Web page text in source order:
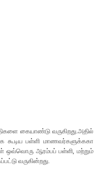
கையாண்டு வருகிறது.அதில்
கூடிய பள்ளி மாணவர்களுக்ககா
ஒவ்வொரு ஆரம்பப் பள்ளி, மற்றும்
வருகின்றது.